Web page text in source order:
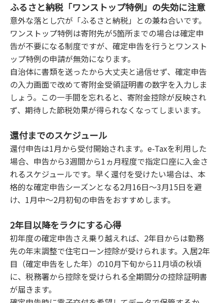
ふるさと納税「ワンストップ特例」の失効に注意
意外な落とし穴が「ふるさと納税」との兼ね合いです。
ワンストップ特例は寄附先が5箇所までの場合は確定申
告が不要になる制度ですが、確定申告を行うとワンスト
ップ特例の申請が無効になります。
自治体に書類を送ったから大丈夫と過信せず、確定申告
の入力画面で改めて寄附金受領証明書の数字を入力しま
しょう。この一手間を忘れると、寄附金控除が反映され
ず、期待した節税効果が得られなくなってしまいます。
還付までのスケジュール
還付申告は1月から受付開始されます。e-Taxを利用した
場合、申告から3週間から1ヵ月程度で指定口座に入金さ
れるスケジュールです。早く還付を受けたい場合は、本
格的な確定申告シーズンとなる2月16日〜3月15日を避
け、1月中〜2月初旬の申告をおすすめします。
2年目以降をラクにする心得
初年度の確定申告さえ乗り越えれば、2年目からは勤務
先の年末調整で住宅ローン控除が受けられます。入居2年
目（確定申告をした年）の10月下旬から11月頃の秋頃
に、税務署から控除を受けられる全期間分の控除証明書
が届きます。